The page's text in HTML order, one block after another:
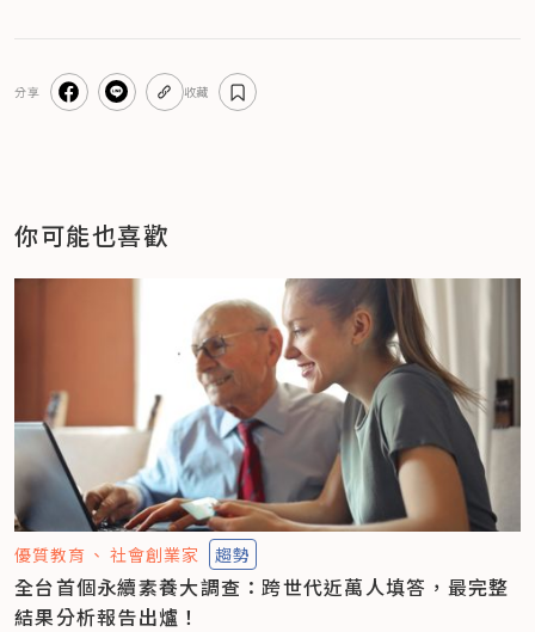
分享 收藏
你可能也喜歡
優質教育 社會創業家 趨勢
全台首個永續素養大調查：跨世代近萬人填答，最完整
結果分析報告出爐！